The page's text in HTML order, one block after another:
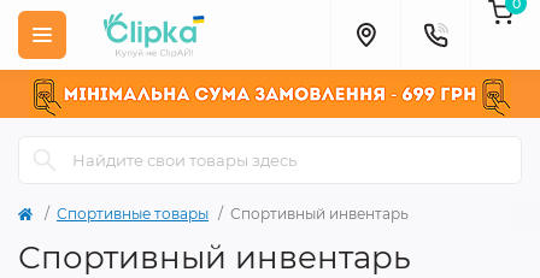
Спортивные товары Спортивный инвентарь
Спортивный инвентарь